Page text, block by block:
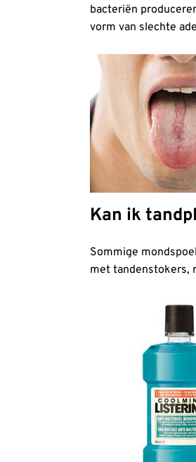
bacteriën
vorm van slechte
Kan ik
Sommige
met tandenstokers,